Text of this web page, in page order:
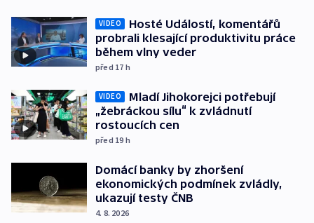
VIDEO
Hosté Událostí, komentářů
probrali klesající produktivitu práce
během vlny veder
před 17 h
VIDEO
Mladí Jihokorejci potřebují
„žebráckou sílu“ k zvládnutí
rostoucích cen
před 19 h
Domácí banky by zhoršení
ekonomických podmínek zvládly,
ukazují testy ČNB
4. 8. 2026